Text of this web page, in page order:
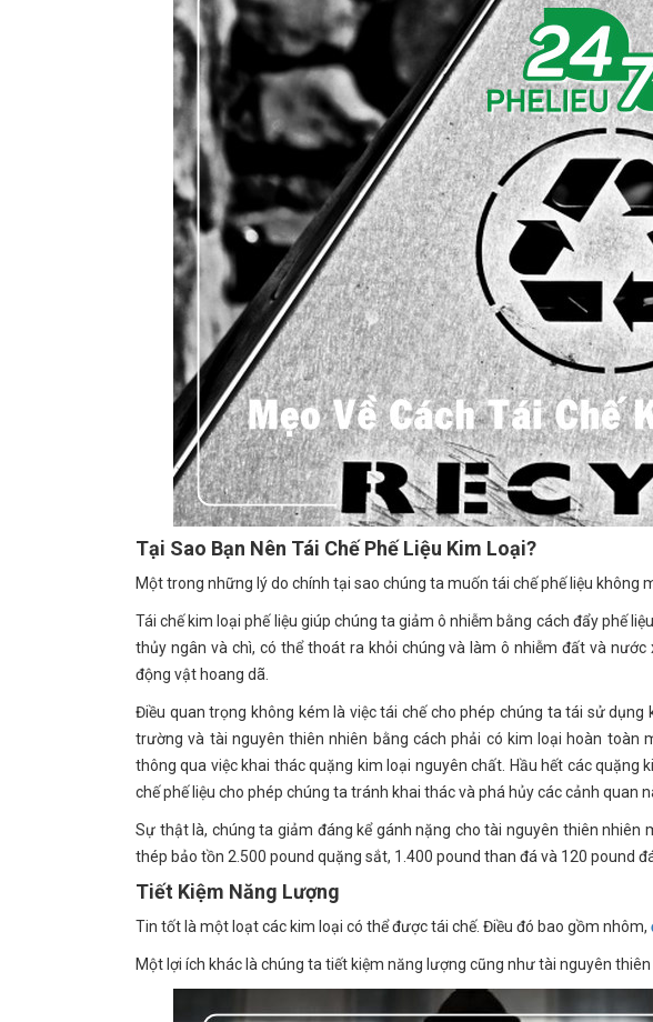
Tại Sao Bạn Nên Tái Chế Phế Liệu Kim Loại?
Một trong những lý do chính tại sao chúng ta muốn tái chế phế liệu không
Tái chế kim loại phế liệu giúp chúng ta giảm ô nhiễm bằng cách đẩy phế
thủy ngân và chì, có thể thoát ra khỏi chúng và làm ô nhiễm đất và
động vật hoang dã.
Điều quan trọng không kém là việc tái chế cho phép chúng ta tái sử
trường và tài nguyên thiên nhiên bằng cách phải có kim loại hoàn toàn
thông qua việc khai thác quặng kim loại nguyên chất. Hầu hết các
chế phế liệu cho phép chúng ta tránh khai thác và phá hủy các cảnh quan
Sự thật là, chúng ta giảm đáng kể gánh nặng cho tài nguyên thiên nhiên
thép bảo tồn 2.500 pound quặng sắt, 1.400 pound than đá và 120 pound
Tiết Kiệm Năng Lượng
Tin tốt là một loạt các kim loại có thể được tái chế. Điều đó bao gồm nhôm,
Một lợi ích khác là chúng ta tiết kiệm năng lượng cũng như tài nguyên thiên